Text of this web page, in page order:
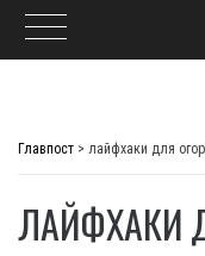
Главпост > лайфхаки для
ЛАЙФХАКИ